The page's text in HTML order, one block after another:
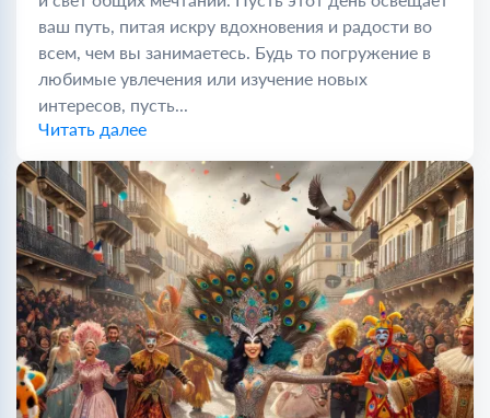
ваш путь, питая искру вдохновения и радости во
всем, чем вы занимаетесь. Будь то погружение в
любимые увлечения или изучение новых
интересов, пусть...
Читать далее